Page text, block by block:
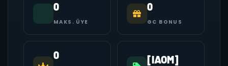
0
MAKS. ÜYE
0
GC BONUS
0 [IAOM]